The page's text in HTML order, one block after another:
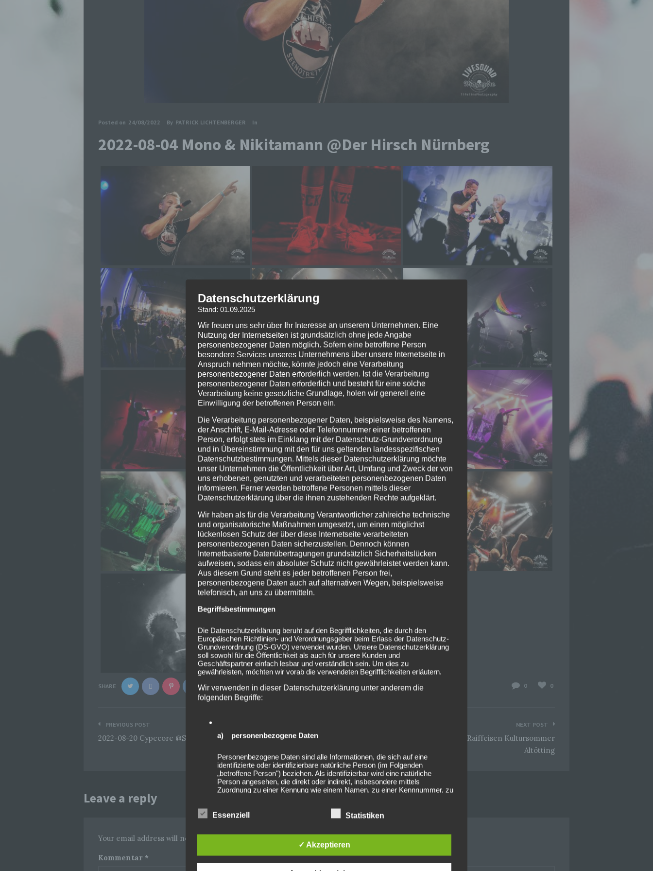
Posted on 24/08/2022 By PATRICK LICHTENBERGER In
2022-08-04 Mono & Nikitamann @Der Hirsch Nürnberg
SHARE 0 0
Beitragsnavigation
PREVIOUS POST
2022-08-20 Cypecore @Summer Breeze Open Air
NEXT POST
2022-08-25 Rainhard Fendrich @Raiffeisen Kultursommer
Altötting
Leave a reply
Your email address will not be published. Required fields are marked *
Kommentar *
Datenschutzerklärung
Stand: 01.09.2025
Wir freuen uns sehr über Ihr Interesse an unserem Unternehmen. Eine
Nutzung der Internetseiten ist grundsätzlich ohne jede Angabe
personenbezogener Daten möglich. Sofern eine betroffene Person
besondere Services unseres Unternehmens über unsere Internetseite in
Anspruch nehmen möchte, könnte jedoch eine Verarbeitung
personenbezogener Daten erforderlich werden. Ist die Verarbeitung
personenbezogener Daten erforderlich und besteht für eine solche
Verarbeitung keine gesetzliche Grundlage, holen wir generell eine
Einwilligung der betroffenen Person ein.
Die Verarbeitung personenbezogener Daten, beispielsweise des Namens,
der Anschrift, E-Mail-Adresse oder Telefonnummer einer betroffenen
Person, erfolgt stets im Einklang mit der Datenschutz-Grundverordnung
und in Übereinstimmung mit den für uns geltenden landesspezifischen
Datenschutzbestimmungen. Mittels dieser Datenschutzerklärung möchte
unser Unternehmen die Öffentlichkeit über Art, Umfang und Zweck der von
uns erhobenen, genutzten und verarbeiteten personenbezogenen Daten
informieren. Ferner werden betroffene Personen mittels dieser
Datenschutzerklärung über die ihnen zustehenden Rechte aufgeklärt.
Wir haben als für die Verarbeitung Verantwortlicher zahlreiche technische
und organisatorische Maßnahmen umgesetzt, um einen möglichst
lückenlosen Schutz der über diese Internetseite verarbeiteten
personenbezogenen Daten sicherzustellen. Dennoch können
Internetbasierte Datenübertragungen grundsätzlich Sicherheitslücken
aufweisen, sodass ein absoluter Schutz nicht gewährleistet werden kann.
Aus diesem Grund steht es jeder betroffenen Person frei,
personenbezogene Daten auch auf alternativen Wegen, beispielsweise
telefonisch, an uns zu übermitteln.
Begriffsbestimmungen
Die Datenschutzerklärung beruht auf den Begrifflichkeiten, die durch den
Europäischen Richtlinien- und Verordnungsgeber beim Erlass der Datenschutz-
Grundverordnung (DS-GVO) verwendet wurden. Unsere Datenschutzerklärung
soll sowohl für die Öffentlichkeit als auch für unsere Kunden und
Geschäftspartner einfach lesbar und verständlich sein. Um dies zu
gewährleisten, möchten wir vorab die verwendeten Begrifflichkeiten erläutern.
Wir verwenden in dieser Datenschutzerklärung unter anderem die
folgenden Begriffe:
a) personenbezogene Daten
Personenbezogene Daten sind alle Informationen, die sich auf eine
identifizierte oder identifizierbare natürliche Person (im Folgenden
„betroffene Person") beziehen. Als identifizierbar wird eine natürliche
Person angesehen, die direkt oder indirekt, insbesondere mittels
Zuordnung zu einer Kennung wie einem Namen, zu einer Kennnummer, zu
besonderen Merkmalen, die Ausdruck der physischen, physiologischen,
genetischen, psychischen, wirtschaftlichen, kulturellen oder sozialen
Essenziell Statistiken
✓ Akzeptieren